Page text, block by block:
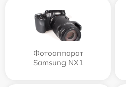
Фотоаппарат
Samsung NX1